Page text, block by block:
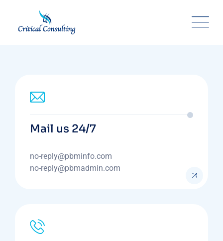
Mail us 24/7
no-reply@pbminfo.com
no-reply@pbmadmin.com